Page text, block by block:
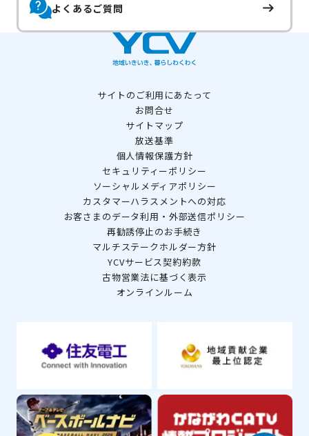
よくあるご質問
サイトのご利用にあたって
お問合せ
サイトマップ
放送基準
個人情報保護方針
セキュリティーポリシー
ソーシャルメディアポリシー
カスタマーハラスメントへの対応
お客さまのデータ利用・外部送信ポリシー
再勧誘停止のお手続き
マルチステークホルダー方針
YCVサービス契約約款
古物営業法に基づく表示
オンラインルーム